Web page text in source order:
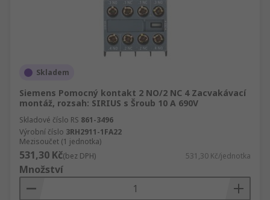
Skladem
Siemens Pomocný kontakt 2 NO/2 NC 4 Zacvakávací
montáž, rozsah: SIRIUS s Šroub 10 A 690V
Skladové číslo RS 861-3496
Výrobní číslo 3RH2911-1FA22
Mezisoučet (1 jednotka)
531,30 Kč(bez DPH) 531,30 Kč/jednotka
Množství